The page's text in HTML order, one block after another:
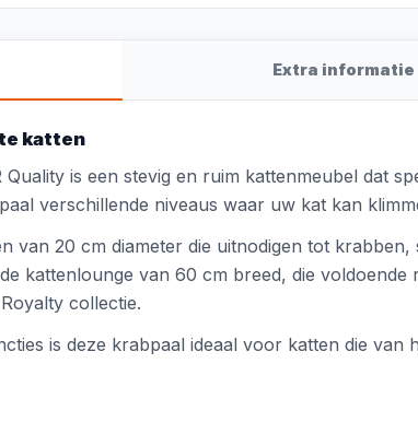
Extra informatie
katten
Quality is een stevig en ruim kattenmeubel dat
verschillende niveaus waar uw kat kan
van 20 cm diameter die uitnodigen tot
kattenlounge van 60 cm breed, die
collectie.
is deze krabpaal ideaal voor katten die